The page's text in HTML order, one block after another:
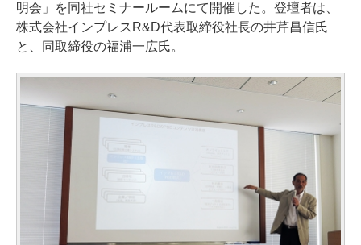
明会」を同社セミナールームにて開催した。登壇者は、
株式会社インプレスR&D代表取締役社長の井芹昌信氏
と、同取締役の福浦一広氏。